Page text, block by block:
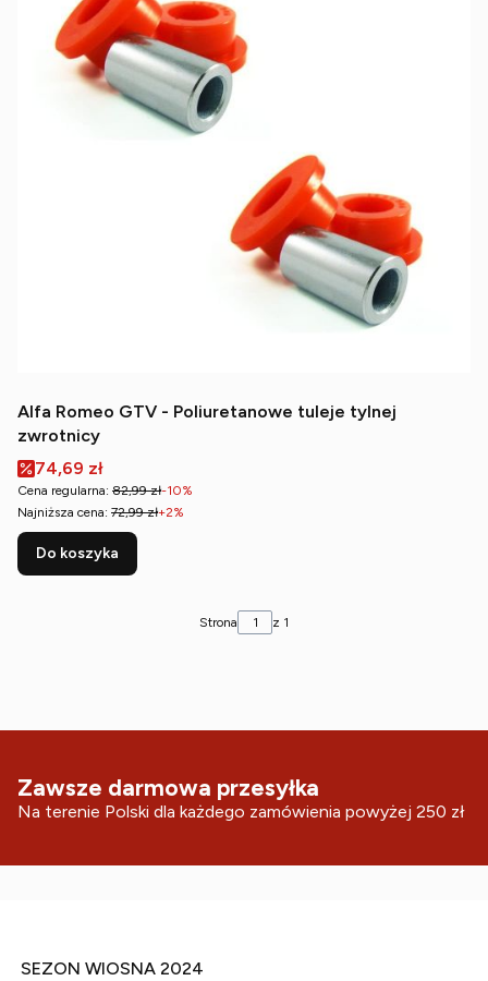
Alfa Romeo GTV - Poliuretanowe tuleje tylnej
zwrotnicy
Cena promocyjna
74,69 zł
Cena regularna: 82,99 zł-10%
Najniższa cena: 72,99 zł+2%
Do koszyka
Strona z 1
Zawsze darmowa przesyłka
Na terenie Polski dla każdego zamówienia powyżej 250 zł
SEZON WIOSNA 2024